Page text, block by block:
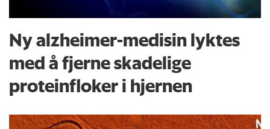
Ny alzheimer-medisin lyktes
med å fjerne skadelige
proteinfloker i hjernen